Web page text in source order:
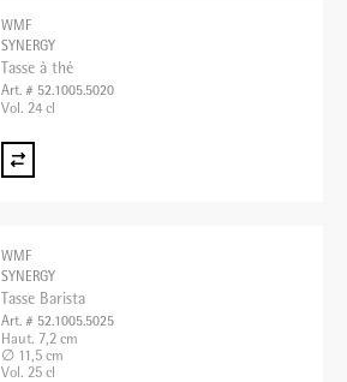
WMF
SYNERGY
Tasse à thé
Art. # 52.1005.5020
Vol. 24 cl
WMF
SYNERGY
Tasse Barista
Art. # 52.1005.5025
Haut. 7,2 cm
∅ 11,5 cm
Vol. 25 cl